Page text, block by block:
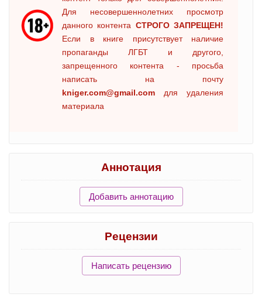
Для несовершеннолетних просмотр
данного контента СТРОГО ЗАПРЕЩЕН!
Если в книге присутствует наличие
пропаганды ЛГБТ и другого,
запрещенного контента - просьба
написать на почту
kniger.com@gmail.com для удаления
материала
Аннотация
Добавить аннотацию
Рецензии
Написать рецензию